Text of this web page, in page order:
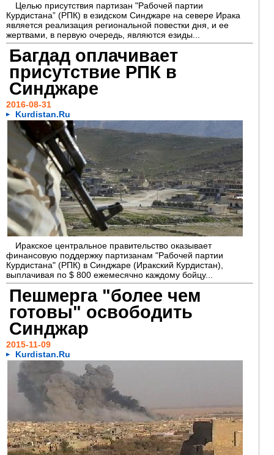
Целью присутствия партизан "Рабочей партии
Курдистана” (РПК) в езидском Синджаре на севере Ирака
является реализация региональной повестки дня, и ее
жертвами, в первую очередь, являются езиды...
Багдад оплачивает
присутствие РПК в
Синджаре
2016-08-31
Kurdistan.Ru
Иракское центральное правительство оказывает
финансовую поддержку партизанам "Рабочей партии
Курдистана" (РПК) в Синджаре (Иракский Курдистан),
выплачивая по $ 800 ежемесячно каждому бойцу...
Пешмерга "более чем
готовы" освободить
Синджар
2015-11-09
Kurdistan.Ru